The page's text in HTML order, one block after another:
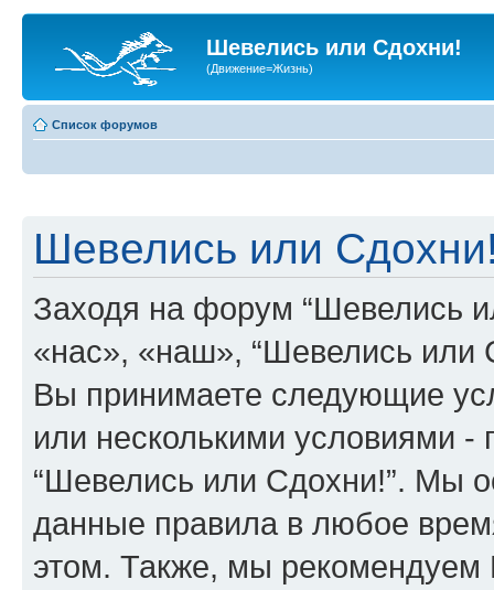
Шевелись или Сдохни!
(Движение=Жизнь)
Список форумов
Шевелись или
Заходя на форум “Шевелись
«нас», «наш», “Шевелись или
Вы принимаете следующие
или несколькими условиями
“Шевелись или Сдохни!”. Мы
данные правила в любое
этом. Также, мы рекомендуем